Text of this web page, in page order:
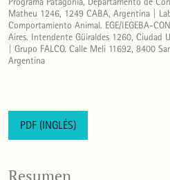
Matheu 1246, 1249 CABA, Argentina |
Comportamiento Animal. EGE/IEGEBA-
Aires. Intendente Güiraldes 1260, Ciudad
| Grupo FALCO. Calle Meli 11692, 8400
Argentina
PDF (INGLÉS)
Resumen